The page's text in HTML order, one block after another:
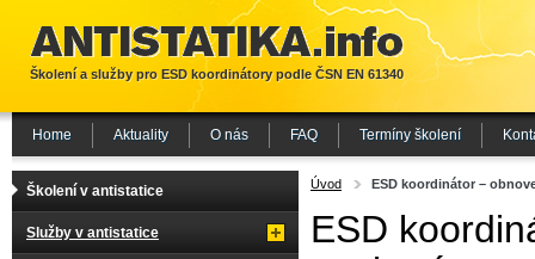
Úvod ESD koordinátor –
ESD
Školení v antistatice
Služby v antistatice
Školení a služby pro ESD koordinátory podle ČSN EN 61340
Home Aktuality O nás FAQ Termíny školení